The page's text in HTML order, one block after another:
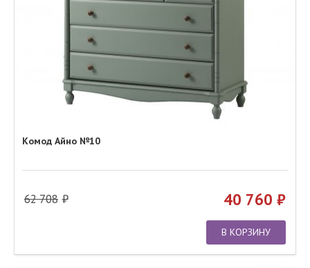
Комод Айно №10
62 708 40 760
В КОРЗИНУ